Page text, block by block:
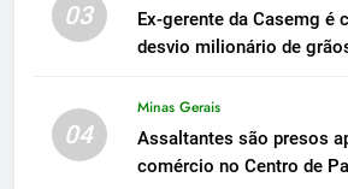
03
Ex-gerente da Casemg é
desvio milionário de
04
Minas Gerais
Assaltantes são presos
comércio no Centro de